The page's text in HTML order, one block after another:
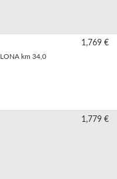
km 34,0
1,769 €
1,779 €